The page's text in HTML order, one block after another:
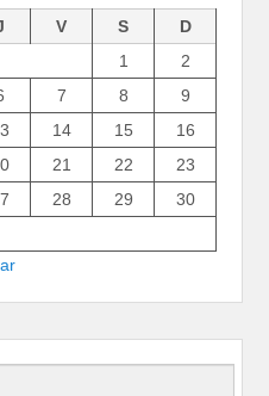
V S
D
1
2
7 8
9
14 15
16
21 22
23
28 29
30